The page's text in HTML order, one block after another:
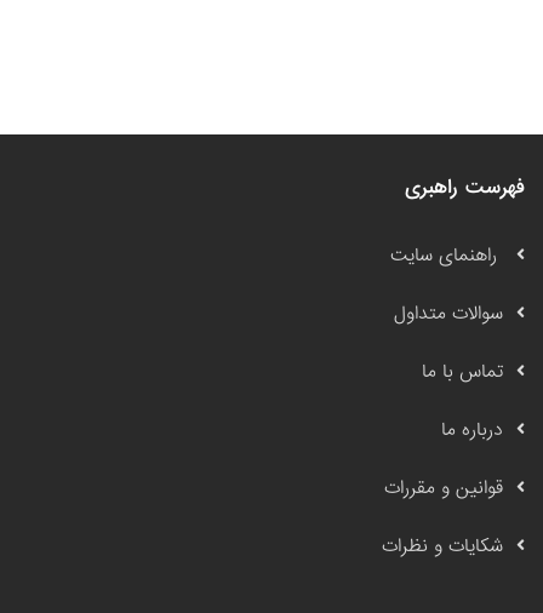
فهرست راهبری
راهنمای سایت
سوالات متداول
تماس با ما
درباره ما
قوانین و مقررات
شکایات و نظرات